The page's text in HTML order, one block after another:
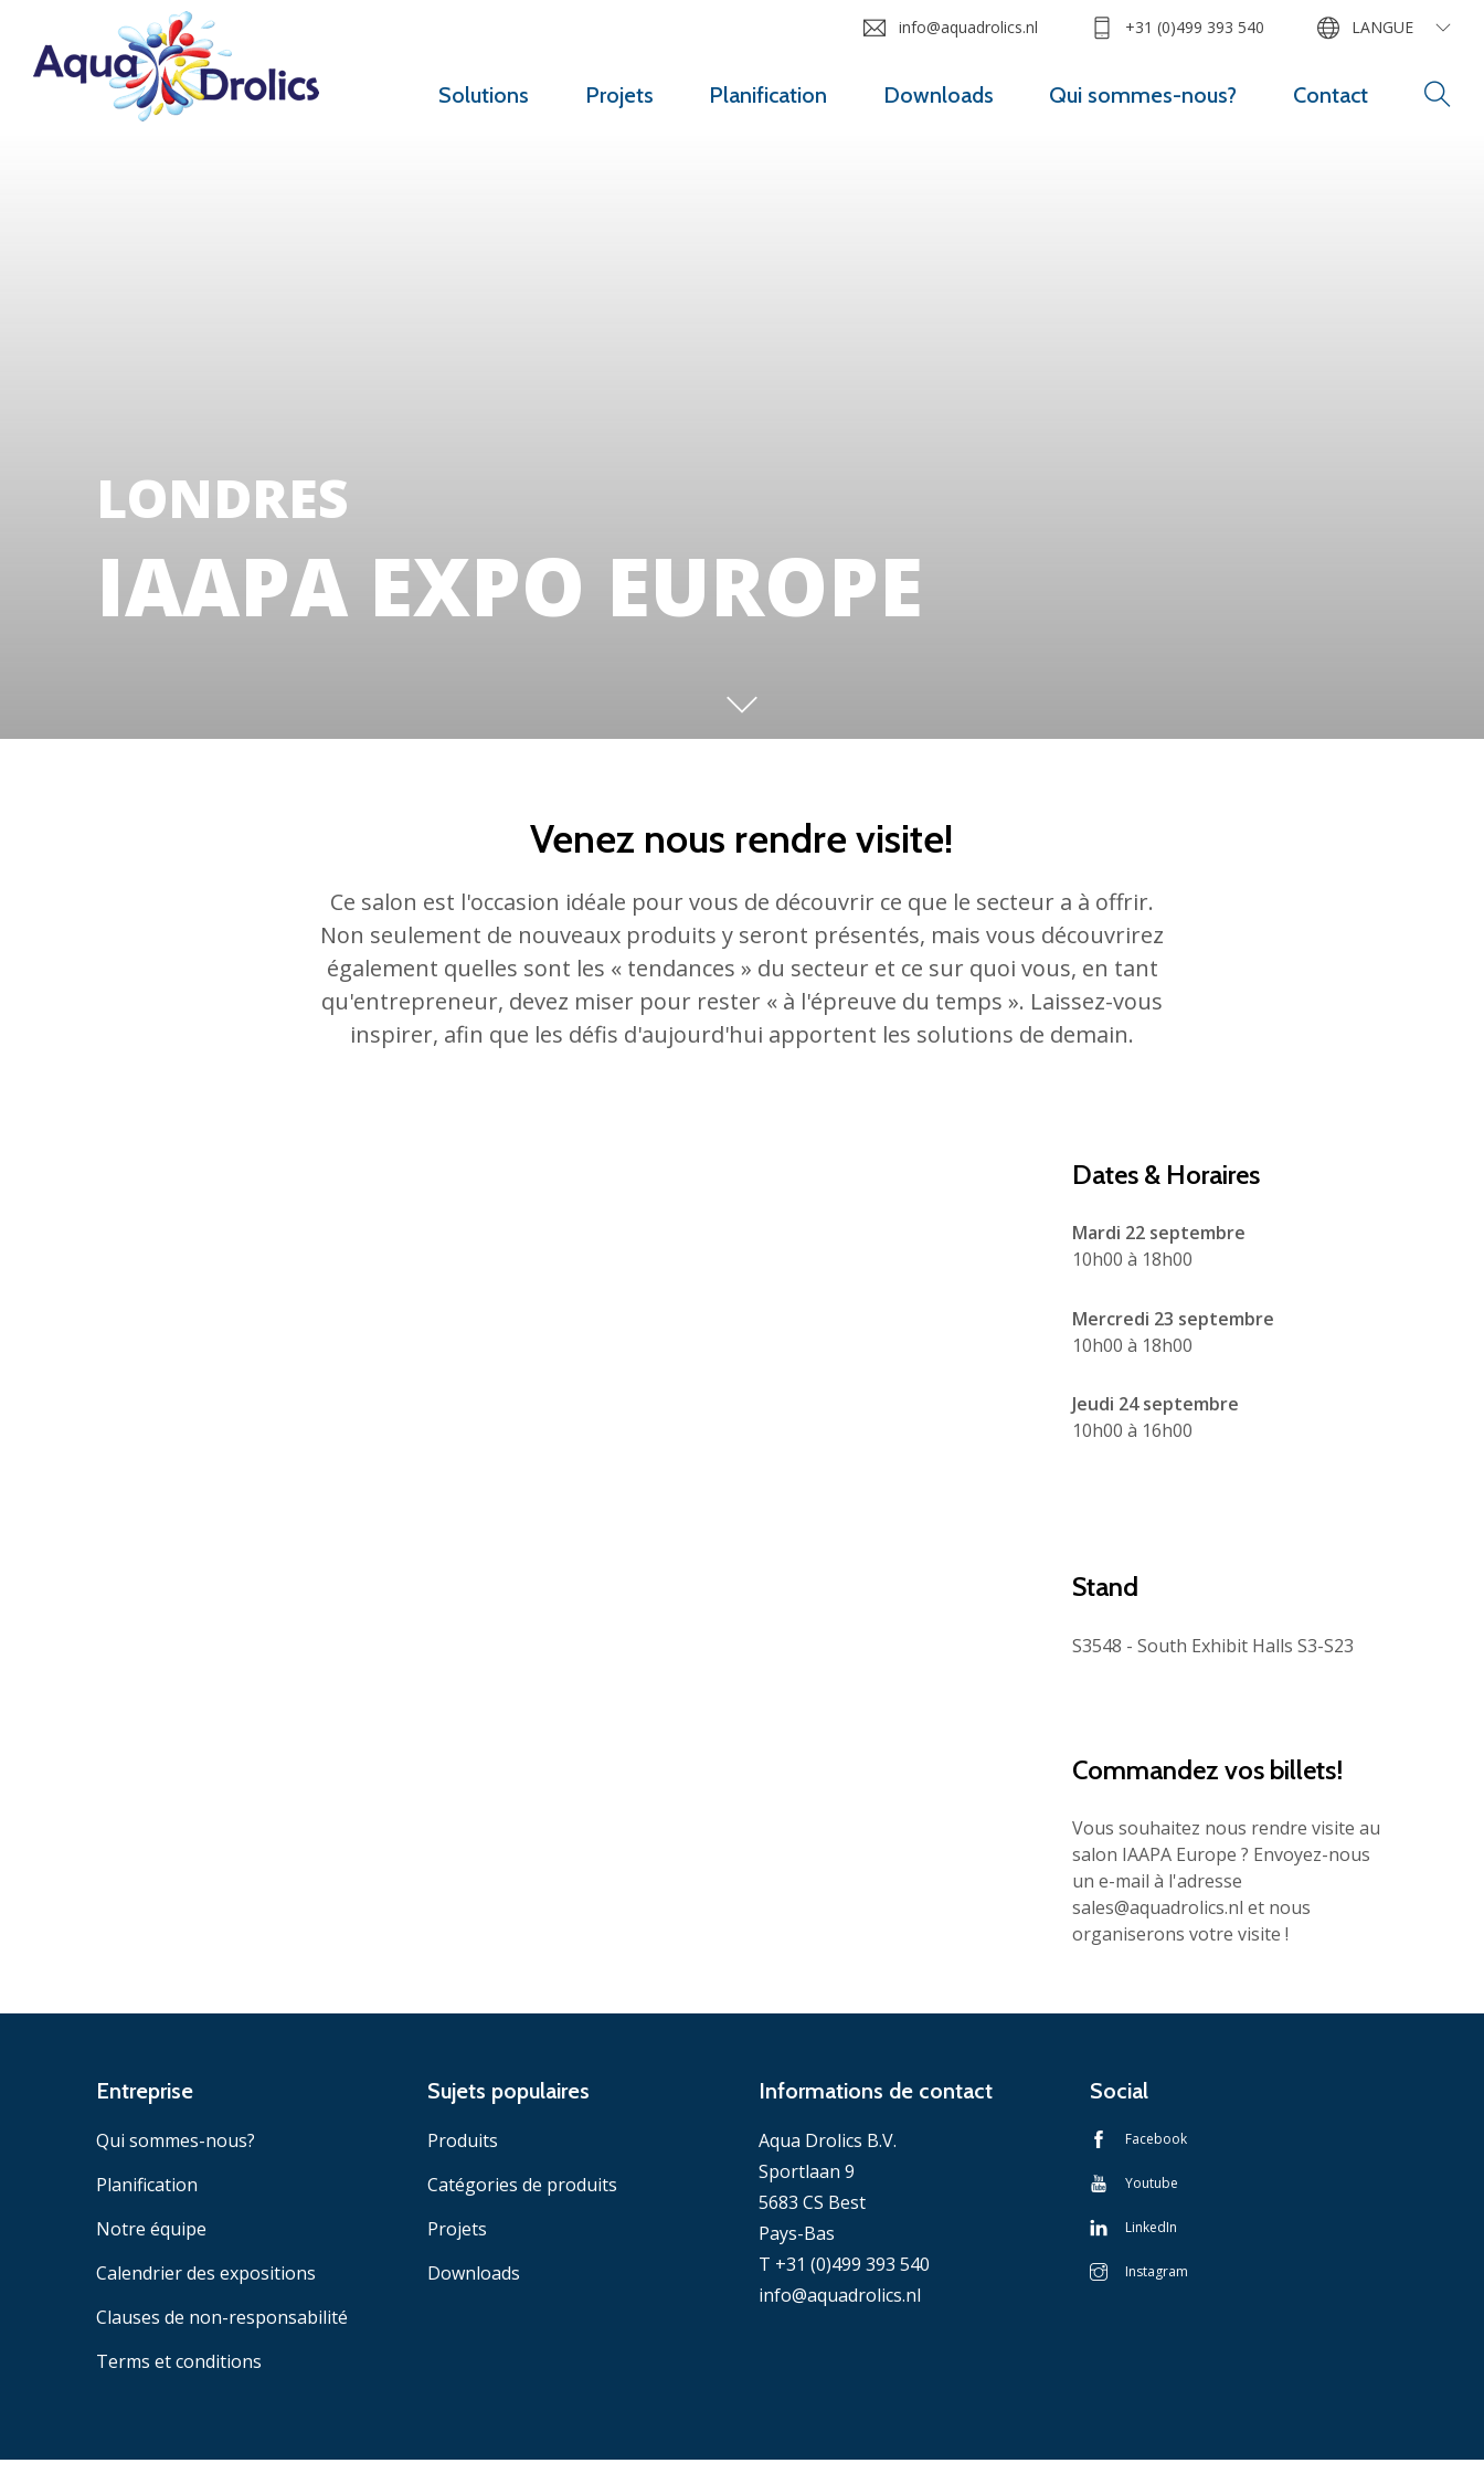
Solutions Projets Planification Downloads Qui sommes-nous? Contact
info@aquadrolics.nl +31 (0)499 393 540 LANGUE
LONDRES
IAAPA EXPO EUROPE
Venez nous rendre visite!
Ce salon est l'occasion idéale pour vous de découvrir ce que le secteur a à offrir.
Non seulement de nouveaux produits y seront présentés, mais vous découvrirez
également quelles sont les « tendances » du secteur et ce sur quoi vous, en tant
qu'entrepreneur, devez miser pour rester « à l'épreuve du temps ». Laissez-vous
inspirer, afin que les défis d'aujourd'hui apportent les solutions de demain.
Dates & Horaires
Mardi 22 septembre
10h00 à 18h00
Mercredi 23 septembre
10h00 à 18h00
Jeudi 24 septembre
10h00 à 16h00
Stand
S3548 - South Exhibit Halls S3-S23
Commandez vos billets!
Vous souhaitez nous rendre visite au
salon IAAPA Europe ? Envoyez-nous
un e-mail à l'adresse
sales@aquadrolics.nl et nous
organiserons votre visite !
Entreprise
Qui sommes-nous?
Planification
Notre équipe
Calendrier des expositions
Clauses de non-responsabilité
Terms et conditions
Sujets populaires
Produits
Catégories de produits
Projets
Downloads
Informations de contact
Aqua Drolics B.V.
Sportlaan 9
5683 CS Best
Pays-Bas
T +31 (0)499 393 540
info@aquadrolics.nl
Social
Facebook
Youtube
LinkedIn
Instagram